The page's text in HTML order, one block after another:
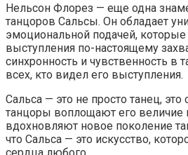
Нельсон Флорез — еще одна
танцоров Сальсы. Он обладает
эмоциональной подачей,
выступления по-настоящему
синхронность и чувственность в
всех, кто видел его выступления.
Сальса — это не просто танец, это
танцоры воплощают его величие
вдохновляют новое поколение
что Сальса — это искусство,
сердца любого.